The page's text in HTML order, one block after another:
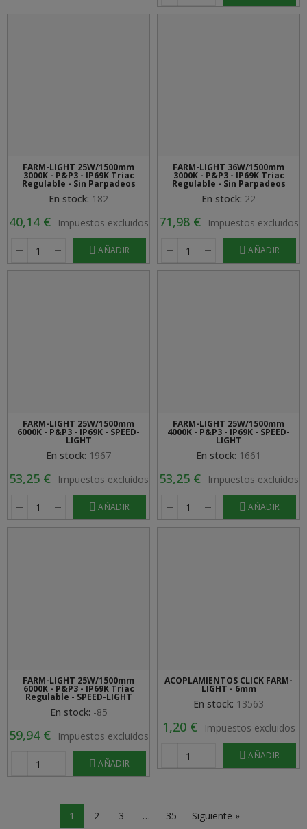
FARM-LIGHT 25W/1500mm
3000K - P&P3 - IP69K Triac
Regulable - Sin Parpadeos
En stock: 182
40,14 € Impuestos excluidos
AÑADIR
FARM-LIGHT 36W/1500mm
3000K - P&P3 - IP69K Triac
Regulable - Sin Parpadeos
En stock: 22
71,98 € Impuestos excluidos
AÑADIR
FARM-LIGHT 25W/1500mm
6000K - P&P3 - IP69K - SPEED-
LIGHT
En stock: 1967
53,25 € Impuestos excluidos
AÑADIR
FARM-LIGHT 25W/1500mm
4000K - P&P3 - IP69K - SPEED-
LIGHT
En stock: 1661
53,25 € Impuestos excluidos
AÑADIR
FARM-LIGHT 25W/1500mm
6000K - P&P3 - IP69K Triac
Regulable - SPEED-LIGHT
En stock: -85
59,94 € Impuestos excluidos
AÑADIR
ACOPLAMIENTOS CLICK FARM-
LIGHT - 6mm
En stock: 13563
1,20 € Impuestos excluidos
AÑADIR
1 2 3 … 35 Siguiente »